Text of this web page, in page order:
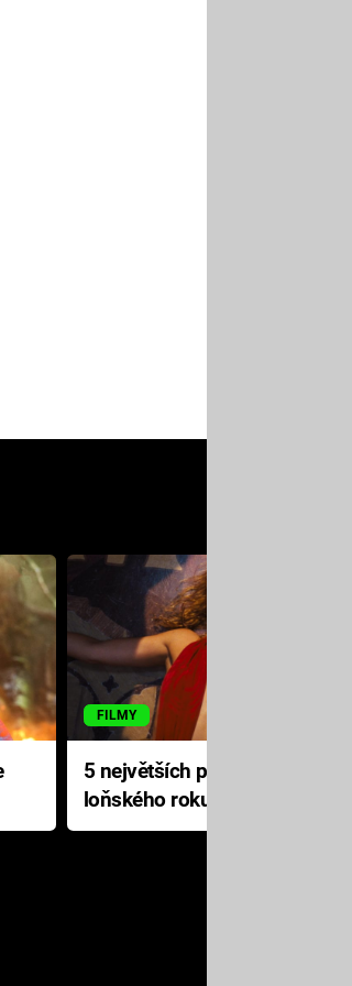
FILMY
5 největších propadáků
loňského roku: Disney na
jediné katastrofě prodělal 200